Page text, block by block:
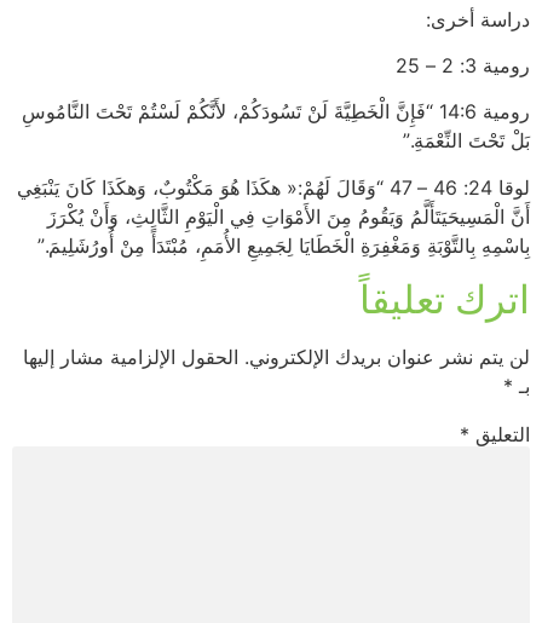
دراسة أخرى:
رومية 3: 2 – 25
رومية 14:6 “فَإِنَّ الْخَطِيَّةَ لَنْ تَسُودَكُمْ، لأَنَّكُمْ لَسْتُمْ تَحْتَ النَّامُوسِ
بَلْ تَحْتَ النِّعْمَةِ.”
لوقا 24: 46 – 47 “وَقَالَ لَهُمْ:« هكَذَا هُوَ مَكْتُوبٌ، وَهكَذَا كَانَ يَنْبَغِي
أَنَّ الْمَسِيحَيَتَأَلَّمُ وَيَقُومُ مِنَ الأَمْوَاتِ فِي الْيَوْمِ الثَّالِثِ، وَأَنْ يُكْرَزَ
بِاسْمِهِ بِالتَّوْبَةِ وَمَغْفِرَةِ الْخَطَايَا لِجَمِيعِ الأُمَمِ، مُبْتَدَأً مِنْ أُورُشَلِيمَ.”
اترك تعليقاً
لن يتم نشر عنوان بريدك الإلكتروني. الحقول الإلزامية مشار إليها
بـ *
التعليق *